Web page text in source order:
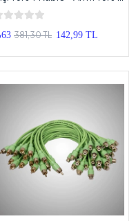
- 1 Adet
381,30 TL 142,99 TL